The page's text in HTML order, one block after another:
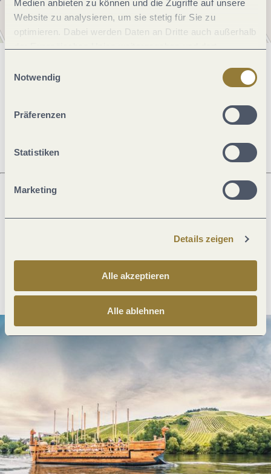
Medien anbieten zu können und die Zugriffe auf unsere
Website zu analysieren, um sie stetig für Sie zu
optimieren. Dabei werden Daten an Dritte auch außerhalb
jederzeit widerrufen werden. Mit der Auswahl "Alle
ablehnen" kann es zu Beeinträchtigungen in der Nutzung
Notwendig
Präferenzen
Statistiken
Marketing
Details zeigen
Alle akzeptieren
Alle ablehnen
Allgemeine Informationen
Öffnungszeiten
Anreise planen